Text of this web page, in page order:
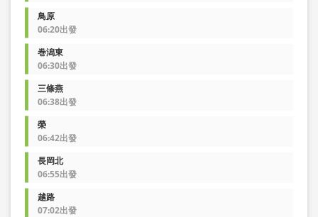
鳥原
06:20出發
巻潟東
06:30出發
三條燕
06:38出發
榮
06:42出發
長岡北
06:55出發
越路
07:02出發